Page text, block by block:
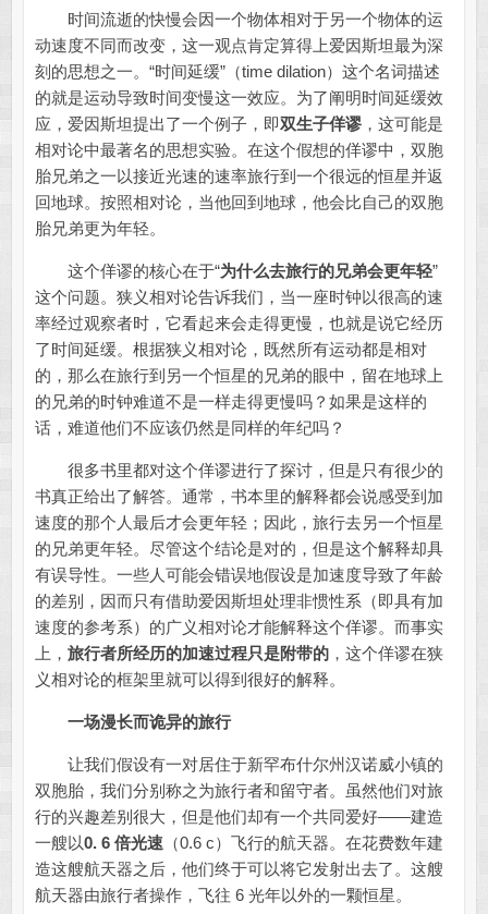
时间流逝的快慢会因一个物体相对于另一个物体的运
动速度不同而改变，这一观点肯定算得上爱因斯坦最为深
刻的思想之一。“时间延缓”（time dilation）这个名词描述
的就是运动导致时间变慢这一效应。为了阐明时间延缓效
应，爱因斯坦提出了一个例子，即双生子佯谬，这可能是
相对论中最著名的思想实验。在这个假想的佯谬中，双胞
胎兄弟之一以接近光速的速率旅行到一个很远的恒星并返
回地球。按照相对论，当他回到地球，他会比自己的双胞
胎兄弟更为年轻。
这个佯谬的核心在于“为什么去旅行的兄弟会更年轻”
这个问题。狭义相对论告诉我们，当一座时钟以很高的速
率经过观察者时，它看起来会走得更慢，也就是说它经历
了时间延缓。根据狭义相对论，既然所有运动都是相对
的，那么在旅行到另一个恒星的兄弟的眼中，留在地球上
的兄弟的时钟难道不是一样走得更慢吗？如果是这样的
话，难道他们不应该仍然是同样的年纪吗？
很多书里都对这个佯谬进行了探讨，但是只有很少的
书真正给出了解答。通常，书本里的解释都会说感受到加
速度的那个人最后才会更年轻；因此，旅行去另一个恒星
的兄弟更年轻。尽管这个结论是对的，但是这个解释却具
有误导性。一些人可能会错误地假设是加速度导致了年龄
的差别，因而只有借助爱因斯坦处理非惯性系（即具有加
速度的参考系）的广义相对论才能解释这个佯谬。而事实
上， 旅行者所经历的加速过程只是附带的，这个佯谬在狭
义相对论的框架里就可以得到很好的解释。
一场漫长而诡异的旅行
让我们假设有一对居住于新罕布什尔州汉诺威小镇的
双胞胎，我们分别称之为旅行者和留守者。虽然他们对旅
行的兴趣差别很大，但是他们却有一个共同爱好——建造
一艘以0. 6 倍光速 （0.6 c）飞行的航天器。在花费数年建
造这艘航天器之后，他们终于可以将它发射出去了。这艘
航天器由旅行者操作，飞往 6 光年以外的一颗恒星。